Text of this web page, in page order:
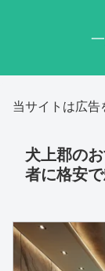
当サイトは広告
犬上郡の
者に格安で